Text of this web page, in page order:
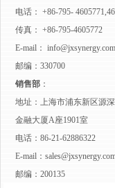
电话： +86-795-
传真： +86-795-4605772
E-mail： info@jxsynergy.com
邮编：330700
销售部 ：
地址：上海市浦东新区源
金融大厦A座1901室
电话：86-21-62886322
E-mail：
邮编：200135